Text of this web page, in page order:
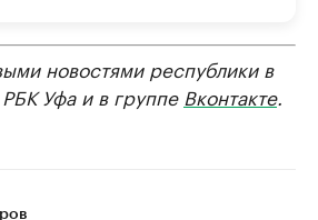
новостями республики в
Уфа и в группе Вконтакте.